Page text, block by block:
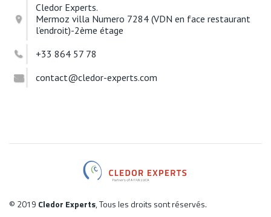
Cledor Experts.
Mermoz villa Numero 7284 (VDN en face restaurant
l’endroit)-2ème étage
+33 864 57 78
contact@cledor-experts.com
© 2019 Cledor Experts, Tous les droits sont réservés.